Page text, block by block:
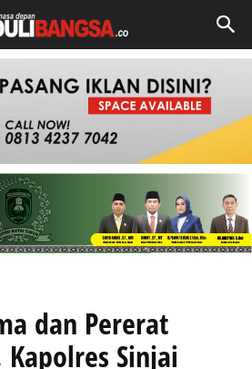
dan Pererat
Sinjai